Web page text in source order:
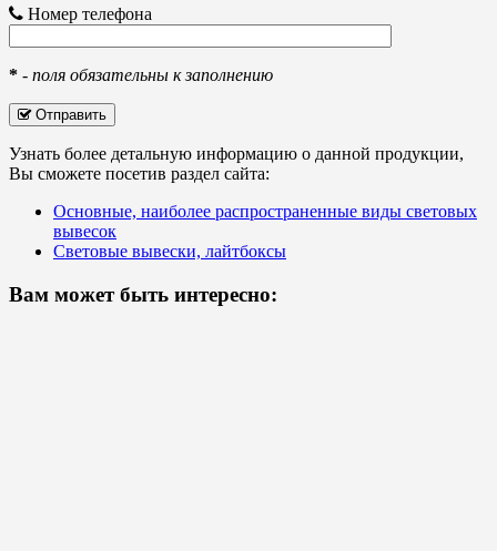
Номер телефона
* - поля обязательны к заполнению
Отправить
Узнать более детальную информацию о данной продукции,
Вы сможете посетив раздел сайта:
Основные, наиболее распространенные виды световых
вывесок
Световые вывески, лайтбоксы
Вам может быть интересно: